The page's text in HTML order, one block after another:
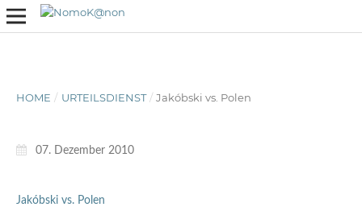
HOME / URTEILSDIENST / Jakóbski vs. Polen
07. Dezember 2010
Jakóbski vs. Polen